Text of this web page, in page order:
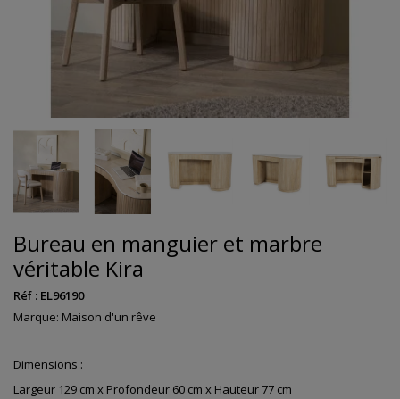
Bureau en manguier et marbre
véritable Kira
Réf : EL96190
Marque: Maison d'un rêve
Dimensions :
Largeur 129 cm x Profondeur 60 cm x Hauteur 77 cm